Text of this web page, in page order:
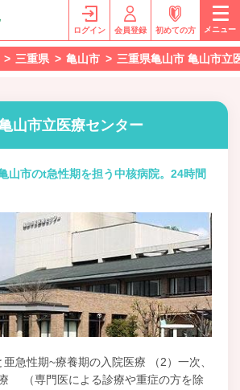
ログイン 会員登録 初めての方 メニュー
三重県 亀山市 三重県亀山市 亀山市立
山市立医療センター
山市のt急性期を担う中核病院。24時間
亜急性期~療養期の入院医療 （2）一次、
（専門医による診療や重症の方を除